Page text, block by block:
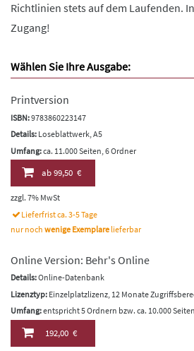
Richtlinien stets auf dem Laufenden.
Zugang!
Wählen Sie Ihre Ausgabe:
Printversion
ISBN:9783860223147
Details: Loseblattwerk, A5
Umfang:ca. 11.000 Seiten, 6 Ordner
ab99,50 €
zzgl. 7% MwSt
Lieferfrist ca. 3-5 Tage
nur noch wenige Exemplare lieferbar
Online Version: Behr's Online
Details:Online-Datenbank
Lizenztyp: Einzelplatzlizenz, 12 Monate
Umfang:entspricht 5 Ordnern bzw. ca. 10.000 Seiten
192,00 €